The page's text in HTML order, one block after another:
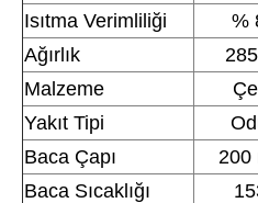
Isıtma Verimliliği
%
Ağırlık
Malzeme
Yakıt Tipi
Baca Çapı
200
Baca Sıcaklığı